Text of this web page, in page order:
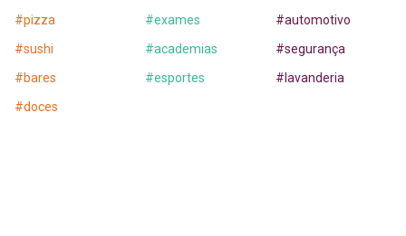
#pizza
#sushi
#bares
#doces
#exames
#academias
#esportes
#automotivo
#segurança
# lavanderia